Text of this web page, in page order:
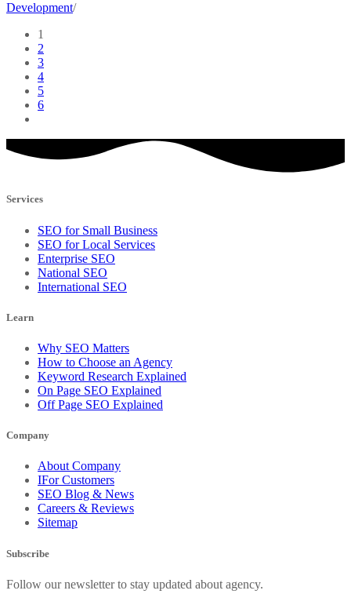
Development/
1
2
3
4
5
6
Services
SEO for Small Business
SEO for Local Services
Enterprise SEO
National SEO
International SEO
Learn
Why SEO Matters
How to Choose an Agency
Keyword Research Explained
On Page SEO Explained
Off Page SEO Explained
Company
About Company
IFor Customers
SEO Blog & News
Careers & Reviews
Sitemap
Subscribe
Follow our newsletter to stay updated about agency.